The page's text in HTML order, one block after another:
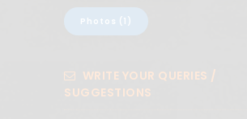
Photos (1)
WRITE YOUR QUERIES /
SUGGESTIONS